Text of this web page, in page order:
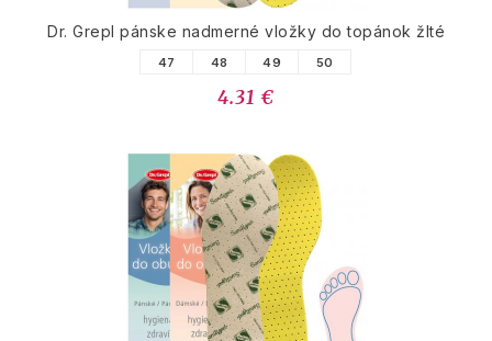
Dr. Grepl pánske nadmerné vložky do topánok žlté
47 48 49 50
4.31 €